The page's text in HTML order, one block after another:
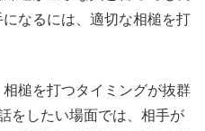
なるには、適切な相槌を打
槌を打つタイミングが抜群
をしたい場面では、相手が